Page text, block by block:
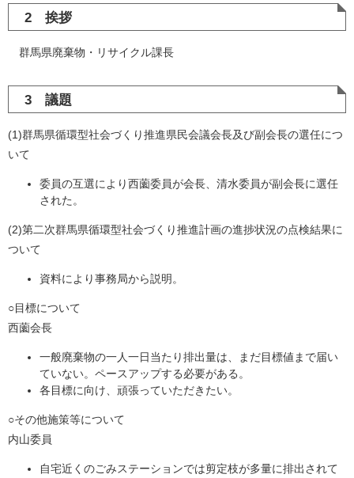
2 挨拶
群馬県廃棄物・リサイクル課長
3 議題
(1)群馬県循環型社会づくり推進県民会議会長及び副会長の選任につ
いて
委員の互選により西薗委員が会長、清水委員が副会長に選任
された。
(2)第二次群馬県循環型社会づくり推進計画の進捗状況の点検結果に
ついて
資料により事務局から説明。
○目標について
西薗会長
一般廃棄物の一人一日当たり排出量は、まだ目標値まで届い
ていない。ペースアップする必要がある。
各目標に向け、頑張っていただきたい。
○その他施策等について
内山委員
自宅近くのごみステーションでは剪定枝が多量に排出されて